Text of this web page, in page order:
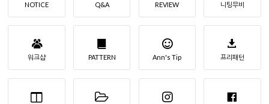
NOTICE Q&A REVIEW 니팅무비
워크샵 PATTERN Ann's Tip 프리패턴